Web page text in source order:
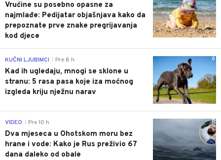
Vrućine su posebno opasne za
najmlađe: Pedijatar objašnjava kako da
prepoznate prve znake pregrijavanja
kod djece
0
KUĆNI LJUBIMCI Pre 8 h
Kad ih ugledaju, mnogi se sklone u
stranu: 5 rasa pasa koje iza moćnog
izgleda kriju nježnu narav
0
VIDEO Pre 10 h
Dva mjeseca u Ohotskom moru bez
hrane i vode: Kako je Rus preživio 67
dana daleko od obale